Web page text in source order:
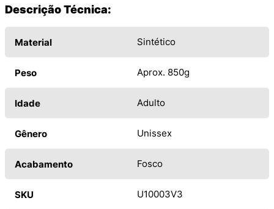
Descrição Técnica:
Material Sintético
Peso Aprox. 850g
Idade Adulto
Gênero Unissex
Acabamento Fosco
SKU U10003V3